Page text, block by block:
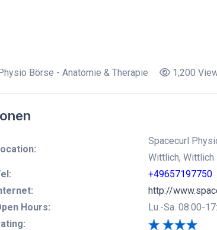
Börse - Anatomie & Therapie 1,200
Spacecurl
Wittlich, Wittlich
+49657197750
http://
Hours:
Lu.-Sa. 08:00-